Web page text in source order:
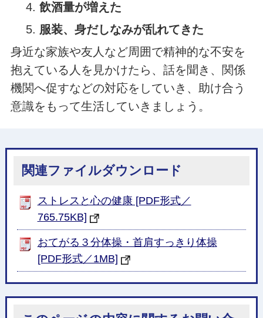
飲酒量が増えた
服装、身だしなみが乱れてきた
身近な家族や友人など周囲で精神的な不安を
抱えている人を見かけたら、話を聞き、関係
機関へ促すなどの対応をしていき、助け合う
意識をもって生活していきましょう。
関連ファイルダウンロード
ストレスと心の健康 [PDF形式／
765.75KB]
おてがる３分体操・首肩すっきり体操
[PDF形式／1MB]